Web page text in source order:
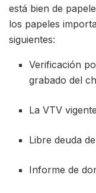
está bien de
los papeles
siguientes:
Verificación
grabado del
La VTV vigente
Libre deuda
Informe de